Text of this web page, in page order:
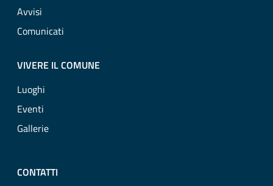
Avvisi
Comunicati
VIVERE IL COMUNE
Luoghi
Eventi
Gallerie
CONTATTI